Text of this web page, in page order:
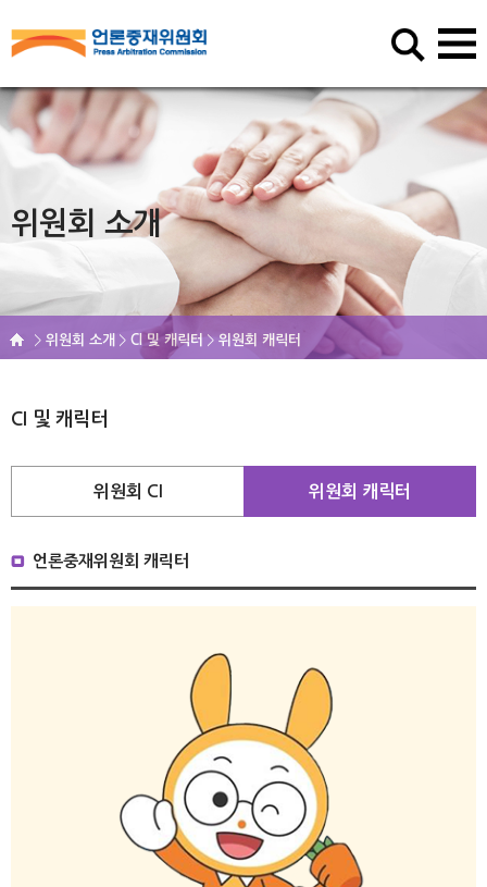
위원회 소개
위원회 소개 CI 및 캐릭터 위원회 캐릭터
CI 및 캐릭터
위원회 CI 위원회 캐릭터
언론중재위원회 캐릭터